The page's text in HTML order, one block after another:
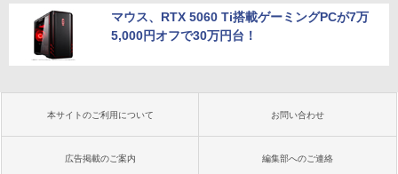
マウス、RTX 5060 Ti搭載ゲーミングPCが7万
5,000円オフで30万円台！
本サイトのご利用について お問い合わせ
広告掲載のご案内 編集部へのご連絡